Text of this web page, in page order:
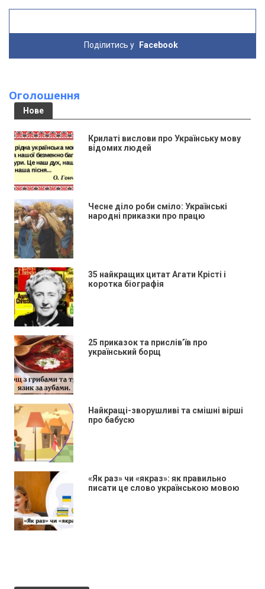
Поділитись у Facebook
Оголошення
Нове
Крилаті вислови про Українську мову
відомих людей
Чесне діло роби сміло: Українські
народні приказки про працю
35 найкращих цитат Агати Крісті і
коротка біографія
25 приказок та прислів’їв про
український борщ
Найкращі-зворушливі та смішні вірші
про бабусю
«Як раз» чи «якраз»: як правильно
писати це слово українською мовою